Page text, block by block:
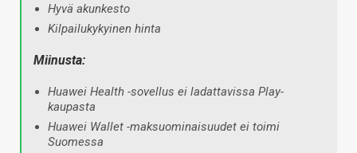
Hyvä akunkesto
Kilpailukykyinen hinta
Miinusta:
Huawei Health -sovellus ei ladattavissa Play-
kaupasta
Huawei Wallet -maksuominaisuudet ei toimi
Suomessa